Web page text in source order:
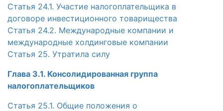
Статья 24.1. Участие налогоплательщика в
договоре инвестиционного товарищества
Статья 24.2. Международные компании и
международные холдинговые компании
Статья 25. Утратила силу
Глава 3.1. Консолидированная группа
налогоплательщиков
Статья 25.1. Общие положения о